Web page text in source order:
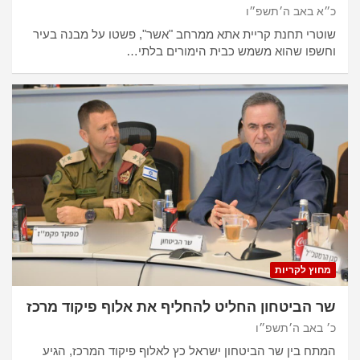
כ״א באב ה׳תשפ״ו
שוטרי תחנת קריית אתא ממרחב "אשר", פשטו על מבנה בעיר
וחשפו שהוא משמש כבית הימורים בלתי…
מחוץ לקריות
שר הביטחון החליט להחליף את אלוף פיקוד מרכז
כ׳ באב ה׳תשפ״ו
המתח בין שר הביטחון ישראל כץ לאלוף פיקוד המרכז, הגיע